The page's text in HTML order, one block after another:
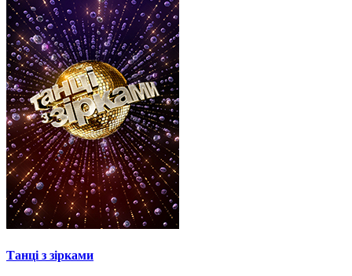
Танці з зірками